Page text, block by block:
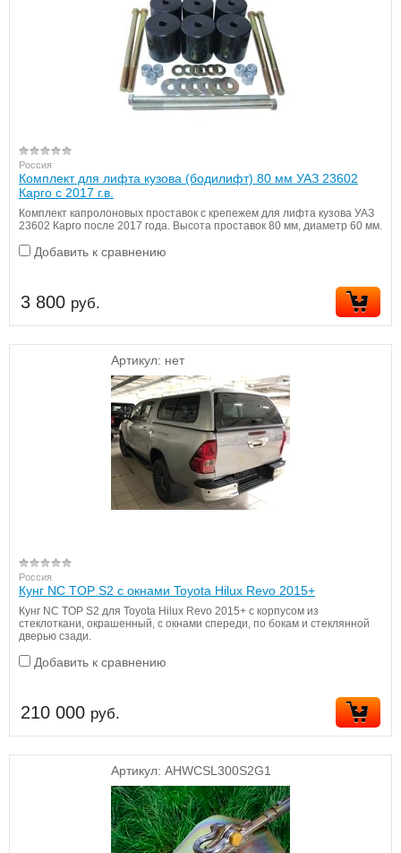
Россия
Комплект для лифта кузова (бодилифт) 80 мм УАЗ 23602
Карго с 2017 г.в.
Комплект капролоновых проставок с крепежем для лифта кузова УАЗ
23602 Карго после 2017 года. Высота проставок 80 мм, диаметр 60 мм.
Добавить к сравнению
3 800 руб.
Артикул: нет
Россия
Кунг NC TOP S2 с окнами Toyota Hilux Revo 2015+
Кунг NC TOP S2 для Toyota Hilux Revo 2015+ с корпусом из
стеклоткани, окрашенный, с окнами спереди, по бокам и стеклянной
дверью сзади.
Добавить к сравнению
210 000 руб.
Артикул: AHWCSL300S2G1